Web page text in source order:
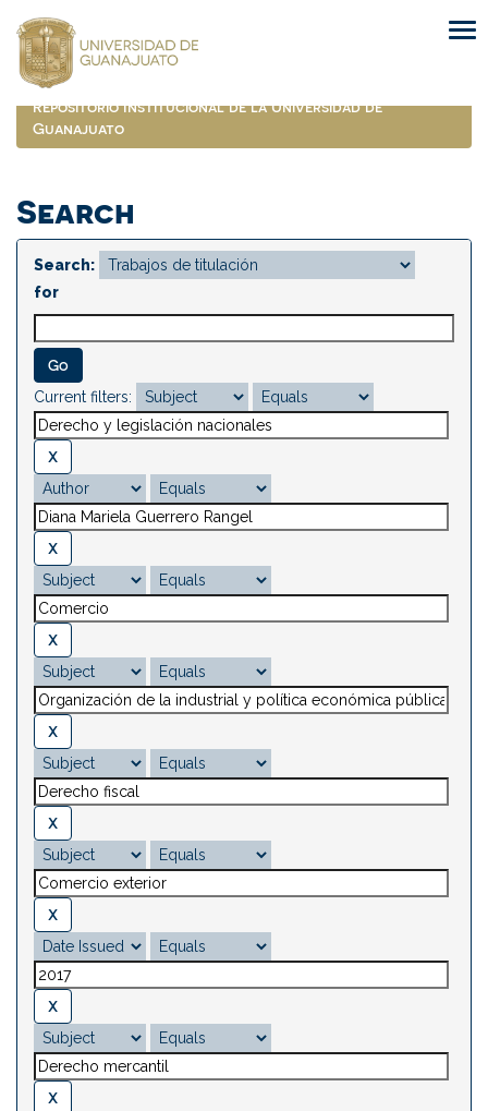
navigation
Repositorio Institucional de la Universidad de
Guanajuato
Search
Search:
for
Current filters: